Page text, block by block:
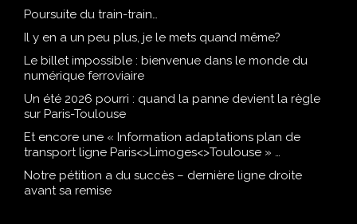
Poursuite du train-train…
Il y en a un peu plus, je le mets quand même?
Le billet impossible : bienvenue dans le monde du
numérique ferroviaire
Un été 2026 pourri : quand la panne devient la règle
sur Paris-Toulouse
Et encore une « Information adaptations plan de
transport ligne Paris<>Limoges<>Toulouse » …
Notre pétition a du succès – dernière ligne droite
avant sa remise